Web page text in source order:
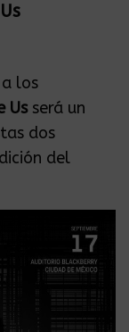
los
Usserá un
dos
del